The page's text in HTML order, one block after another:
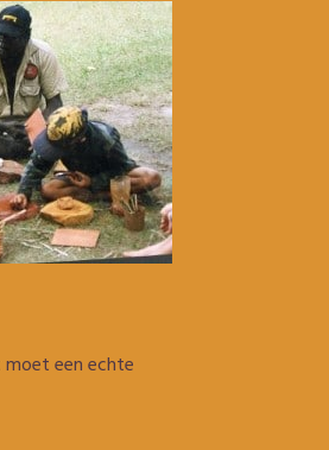
een echte